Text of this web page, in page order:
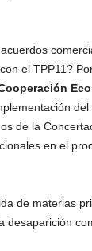
el TPP11?
de la
en el
de materias